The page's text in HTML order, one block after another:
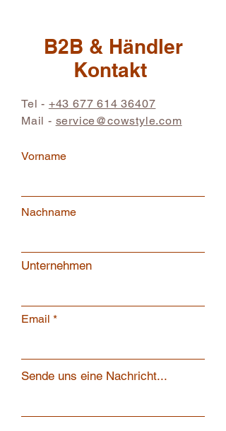
B2B & Händler
Kontakt
Tel - +43 677 614 36407
Mail - service@cowstyle.com
Vorname
Nachname
Unternehmen
Email
Sende uns eine Nachricht...